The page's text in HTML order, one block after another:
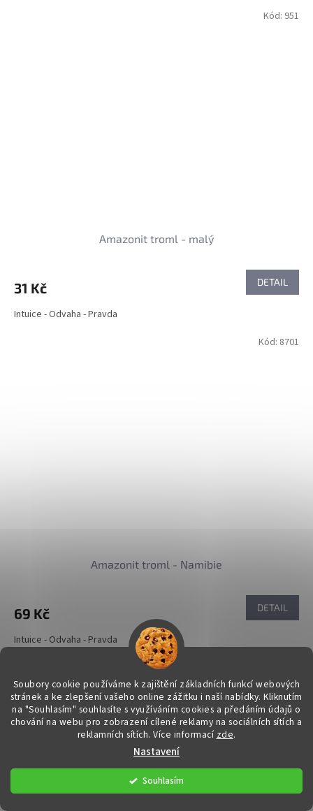
Soubory cookie používáme k zajištění základních funkcí webových
stránek a ke zlepšení vašeho online zážitku i naší nabídky. Kliknutím
na "Souhlasím" souhlasíte s využíváním cookies a předáním údajů o
chování na webu pro zobrazení cílené reklamy na sociálních sítích a
reklamních sítích. Více informací zde.
Nastavení
Souhlasím
Amazonit troml - malý
31 Kč DETAIL
Intuice - Odvaha - Pravda
Kód: 951
Amazonit troml - Namibie
69 Kč DETAIL
Intuice - Odvaha - Pravda
Kód: 8701